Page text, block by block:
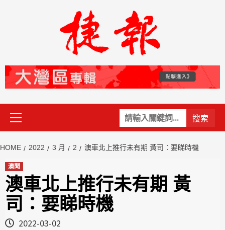
關
鍵
Primary
Menu
HOME 2022 3 月 2 澳車北上推行未有期 黃司：要睇時機
澳聞
澳車北上推行未有期 黃
司：要睇時機
2022-03-02